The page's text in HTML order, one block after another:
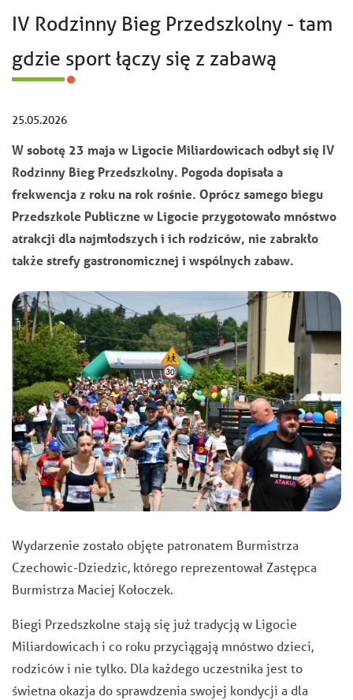
IV Rodzinny Bieg Przedszkolny - tam
gdzie sport łączy się z zabawą
25.05.2026
W sobotę 23 maja w Ligocie Miliardowicach odbył się IV
Rodzinny Bieg Przedszkolny. Pogoda dopisała a
frekwencja z roku na rok rośnie. Oprócz samego biegu
Przedszkole Publiczne w Ligocie przygotowało mnóstwo
atrakcji dla najmłodszych i ich rodziców, nie zabrakło
także strefy gastronomicznej i wspólnych zabaw.
Wydarzenie zostało objęte patronatem Burmistrza
Czechowic-Dziedzic, którego reprezentował Zastępca
Burmistrza Maciej Kołoczek.
Biegi Przedszkolne stają się już tradycją w Ligocie
Miliardowicach i co roku przyciągają mnóstwo dzieci,
rodziców i nie tylko. Dla każdego uczestnika jest to
świetna okazja do sprawdzenia swojej kondycji a dla